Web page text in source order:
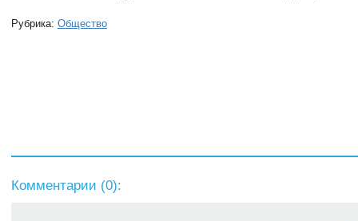
Рубрика: Общество
Комментарии (0):